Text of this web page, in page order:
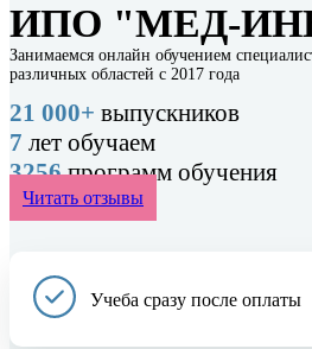
ИПО "МЕД-
Занимаемся онлайн обучением
различных областей с 2017 года
21 000+ выпускников
7 лет обучаем
3256программ обучения
Читать отзывы
Учеба сразу после оплаты